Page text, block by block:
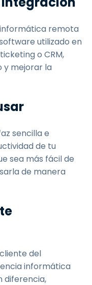
remota
utilizado en
o CRM,
y mejorar la
sencilla e
de tu
sea más fácil de
de manera
del
informática
diferencia,